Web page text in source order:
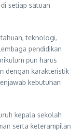
setiap satuan
teknologi,
pendidikan
pun harus
dengan karakteristik
kebutuhan
kepala sekolah
serta keterampilan